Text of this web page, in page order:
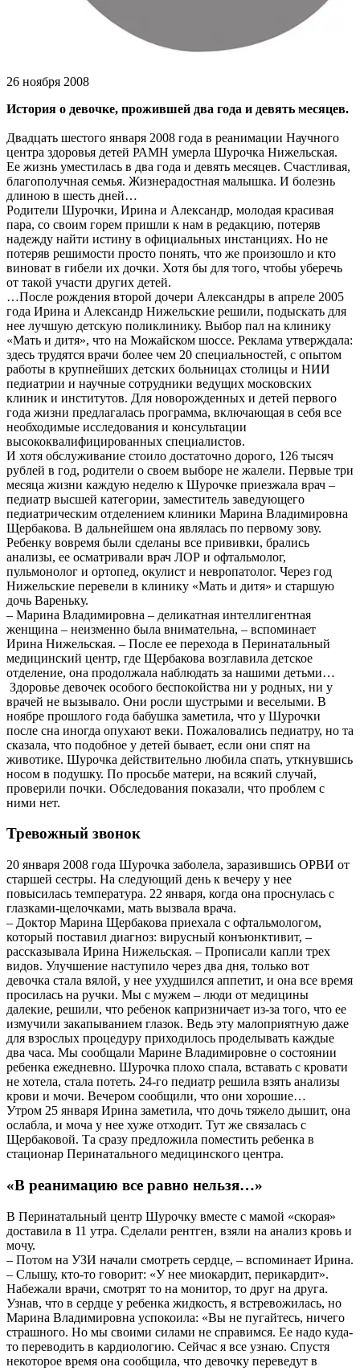
26 ноября 2008
История о девочке, прожившей два года и девять месяцев.
Двадцать шестого января 2008 года в реанимации Научного
центра здоровья детей РАМН умерла Шурочка Нижельская.
Ее жизнь уместилась в два года и девять месяцев. Счастливая,
благополучная семья. Жизнерадостная малышка. И болезнь
длиною в шесть дней…
Родители Шурочки, Ирина и Александр, молодая красивая
пара, со своим горем пришли к нам в редакцию, потеряв
надежду найти истину в официальных инстанциях. Но не
потеряв решимости просто понять, что же произошло и кто
виноват в гибели иx дочки. Хотя бы для того, чтобы уберечь
от такой участи других детей.
…После рождения второй дочери Александры в апреле 2005
года Ирина и Александр Нижельские решили, подыскать для
нее лучшую детскую поликлинику. Выбор пал на клинику
«Мать и дитя», что на Можайском шоссе. Реклама утверждала:
здесь трудятся врачи более чем 20 специальностей, с опытом
работы в крупнейших детских больницах столицы и НИИ
педиатрии и научные сотрудники ведущих московских
клиник и институтов. Для новорожденных и детей первого
года жизни предлагалась программа, включающая в себя все
необходимые исследования и консультации
высококвалифицированных специалистов.
И хотя обслуживание стоило достаточно дорого, 126 тысяч
рублей в год, родители о своем выборе не жалели. Первые три
месяца жизни каждую неделю к Шурочке приезжала врач –
педиатр высшей категории, заместитель заведующего
педиатрическим отделением клиники Марина Владимировна
Щербакова. В дальнейшем она являлась по первому зову.
Ребенку вовремя были сделаны все прививки, брались
анализы, ее осматривали врач ЛОР и офтальмолог,
пульмонолог и ортопед, окулист и невропатолог. Через год
Нижельские перевели в клинику «Мать и дитя» и старшую
дочь Вареньку.
– Марина Владимировна – деликатная интеллигентная
женщина – неизменно была внимательна, – вспоминает
Ирина Нижельская. – После ее перехода в Перинатальный
медицинский центр, где Щербакова возглавила детское
отделение, она продолжала наблюдать за нашими детьми…
Здоровье девочек особого беспокойства ни у родных, ни у
врачей не вызывало. Они росли шустрыми и веселыми. В
ноябре прошлого года бабушка заметила, что у Шурочки
после сна иногда опухают веки. Пожаловались педиатру, но та
сказала, что подобное у детей бывает, если они спят на
животике. Шурочка действительно любила спать, уткнувшись
носом в подушку. По просьбе матери, на всякий случай,
проверили почки. Обследования показали, что проблем с
ними нет.
Тревожный звонок
20 января 2008 года Шурочка заболела, заразившись ОРВИ от
старшей сестры. На следующий день к вечеру у нее
повысилась температура. 22 января, когда она проснулась с
глазками-щелочками, мать вызвала врача.
– Доктор Марина Щербакова приехала с офтальмологом,
который поставил диагноз: вирусный конъюнктивит, –
рассказывала Ирина Нижельская. – Прописали капли трех
видов. Улучшение наступило через два дня, только вот
девочка стала вялой, у нее ухудшился аппетит, и она все время
просилась на ручки. Мы с мужем – люди от медицины
далекие, решили, что ребенок капризничает из-за того, что ее
измучили закапыванием глазок. Ведь эту малоприятную даже
для взрослых процедуру приходилось проделывать каждые
два часа. Мы сообщали Марине Владимировне о состоянии
ребенка ежедневно. Шурочка плохо спала, вставать с кровати
не хотела, стала потеть. 24-го педиатр решила взять анализы
крови и мочи. Вечером сообщили, что они хорошие…
Утром 25 января Ирина заметила, что дочь тяжело дышит, она
ослабла, и моча у нее хуже отходит. Тут же связалась с
Щербаковой. Та сразу предложила поместить ребенка в
стационар Перинатального медицинского центра.
«В реанимацию все равно нельзя…»
В Перинатальный центр Шурочку вместе с мамой «скорая»
доставила в 11 утра. Сделали рентген, взяли на анализ кровь и
мочу.
– Потом на УЗИ начали смотреть сердце, – вспоминает Ирина.
– Слышу, кто-то говорит: «У нее миокардит, перикардит».
Набежали врачи, смотрят то на монитор, то друг на друга.
Узнав, что в сердце у ребенка жидкость, я встревожилась, но
Марина Владимировна успокоила: «Вы не пугайтесь, ничего
страшного. Но мы своими силами не справимся. Ее надо куда-
то переводить в кардиологию. Сейчас я все узнаю. Спустя
некоторое время она сообщила, что девочку переведут в